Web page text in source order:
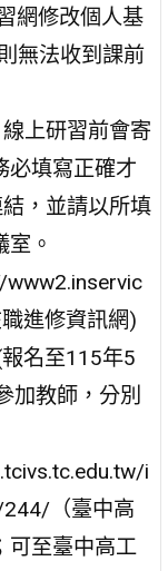
網修改個人基
無法收到課前
上研習前會寄
必填寫正確才
，並請以所填
。
進修資訊網)
名至115年5
加教師，分別
i
（臺中高
可至臺中高工